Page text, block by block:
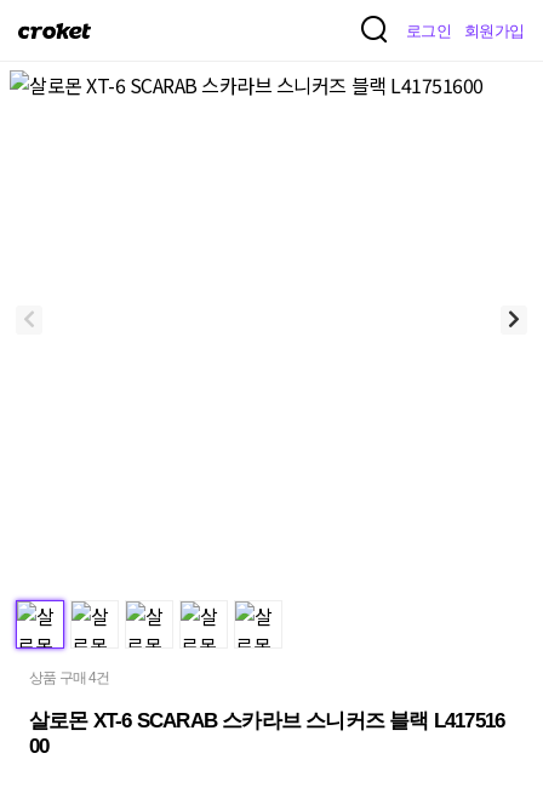
크
켓
로그인 회원가입
상품 구매 4건
살로몬 XT-6 SCARAB 스카라브 스니커즈 블랙 L417516
00